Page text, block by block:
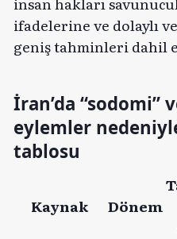
ifadelerine ve dolaylı
geniş tahminleri dahil
İran’da “sodomi”
eylemler
tablosu
Kaynak Dönem